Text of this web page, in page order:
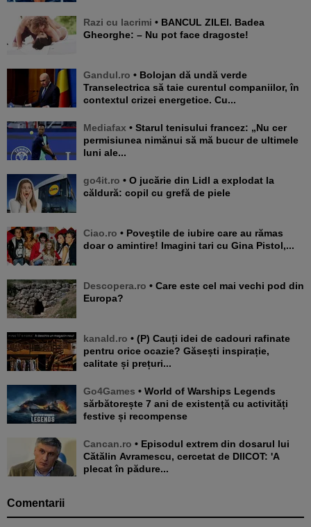
Razi cu lacrimi • BANCUL ZILEI. Badea
Gheorghe: – Nu pot face dragoste!
Gandul.ro • Bolojan dă undă verde
Transelectrica să taie curentul companiilor, în
contextul crizei energetice. Cu...
Mediafax • Starul tenisului francez: „Nu cer
permisiunea nimănui să mă bucur de ultimele
luni ale...
go4it.ro • O jucărie din Lidl a explodat la
căldură: copil cu grefă de piele
Ciao.ro • Poveştile de iubire care au rămas
doar o amintire! Imagini tari cu Gina Pistol,...
Descopera.ro • Care este cel mai vechi pod din
Europa?
kanald.ro • (P) Cauți idei de cadouri rafinate
pentru orice ocazie? Găsești inspirație,
calitate și prețuri...
Go4Games • World of Warships Legends
sărbătorește 7 ani de existență cu activități
festive și recompense
Cancan.ro • Episodul extrem din dosarul lui
Cătălin Avramescu, cercetat de DIICOT: 'A
plecat în pădure...
Comentarii